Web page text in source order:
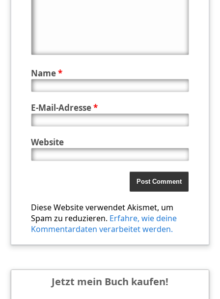
Name*
E-Mail-Adresse*
Website
Diese Website verwendet Akismet, um
Spam zu reduzieren. Erfahre, wie deine
Kommentardaten verarbeitet werden.
Jetzt mein Buch kaufen!